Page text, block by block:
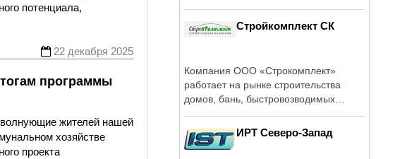
потенциала,
22 декабря 2025
программы
жителей нашей
хозяйстве
проекта
Стройкомплект СК
Компания ООО «Строкомплект»
работает на рынке строительства
домов, бань, быстровозводимых
ИРТ Северо-Запад